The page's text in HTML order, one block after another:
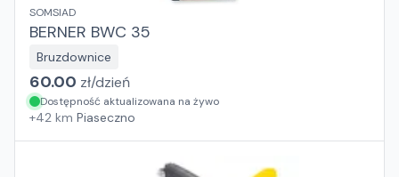
SOMSIAD
BERNER BWC 35
Bruzdownice
60.00 zł/dzień
Dostępność aktualizowana na żywo
+42 km Piaseczno